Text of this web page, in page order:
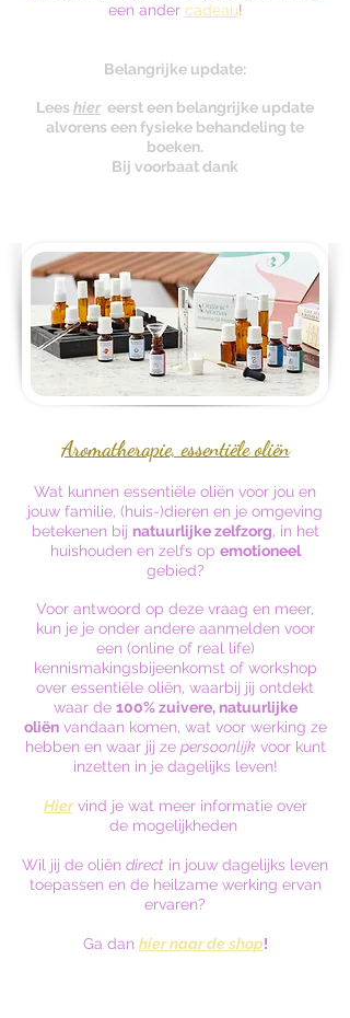
een ander cadeau!
Belangrijke update:
Lees hier eersteen belangrijke update
alvorens een fysieke behandeling te
boeken.
Bij voorbaat dank
Aromatherapie, essentiële oliën
Wat kunnen essentiële oliën voor jou en
jouw familie, (huis-)dieren en je omgeving
betekenen bij natuurlijke zelfzorg, in het
huishouden en zelfs op emotioneel
gebied?
Voor antwoord op deze vraag en meer,
kun je je onder andere aanmelden voor
een (online of real life)
kennismakingsbijeenkomst of workshop
over essentiële oliën, waarbij jij ontdekt
waar de 100% zuivere, natuurlijke
oliënvandaan komen, wat voor werking ze
hebben en waar jij ze persoonlijk voor kunt
inzetten in je dagelijks leven!
Hiervind je wat meer informatie over
demogelijkheden
Wil jij de oliën direct in jouw dagelijks leven
toepassen en de heilzame werking ervan
ervaren?
Ga dan hier naar de shop!